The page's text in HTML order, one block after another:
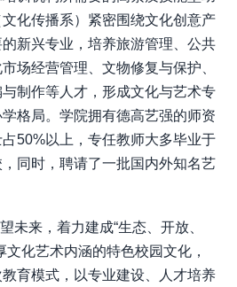
化传播系）紧密围绕文化创意产
新兴专业，培养旅游管理、公共
场经营管理、文物修复与保护、
制作等人才，形成文化与艺术专
格局。学院拥有德高艺强的师资
50%以上，专任教师大多毕业于
同时，聘请了一批国内外知名艺
未来，着力建成“生态、开放、
文化艺术内涵的特色校园文化，
育模式，以专业建设、人才培养